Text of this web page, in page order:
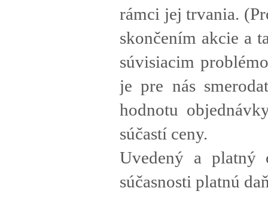
rámci jej trvania.
skončením akcie a
súvisiacim
je pre nás
hodnotu
súčastí ceny.
Uvedený a platný
súčasnosti platnú